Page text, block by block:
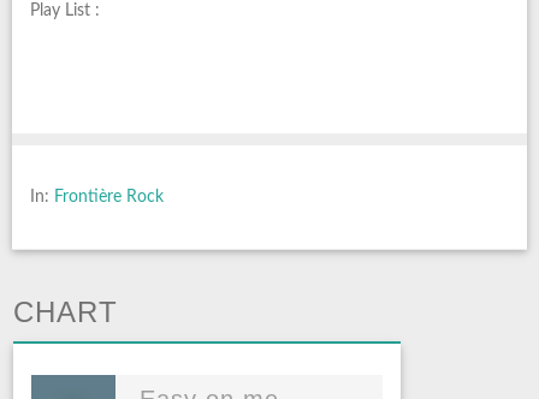
Play List :
In: Frontière Rock
CHART